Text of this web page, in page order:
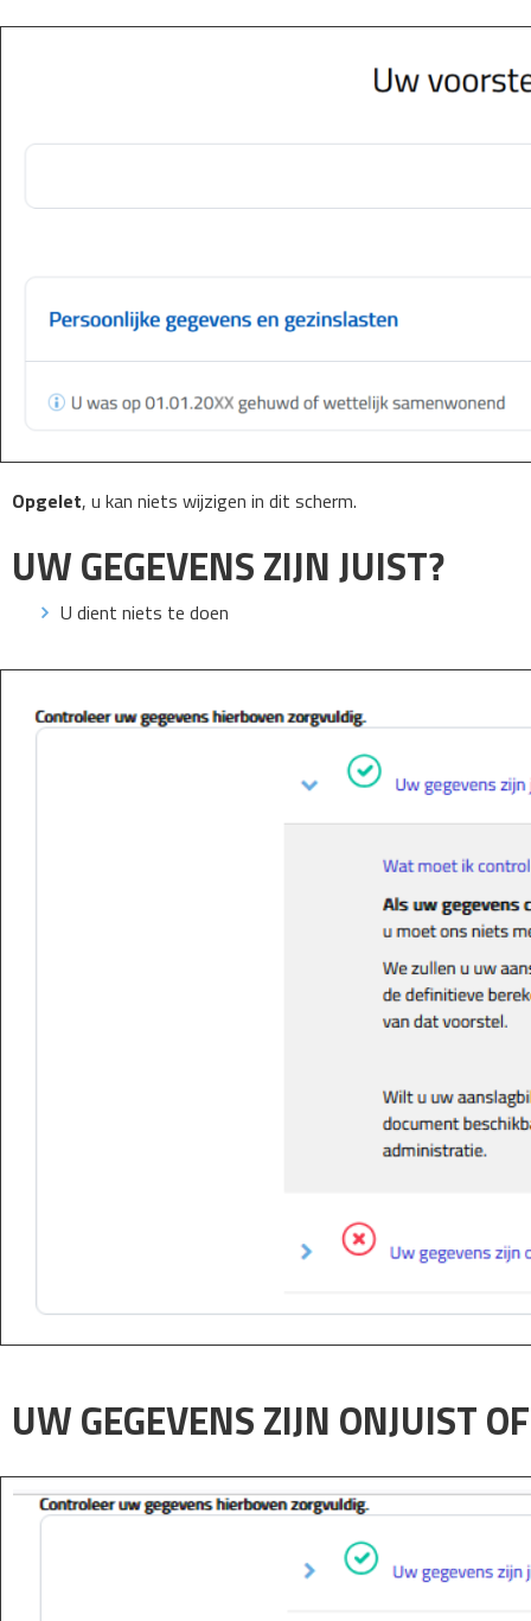
Opgelet, u kan niets wijzigen in dit scherm.
UW GEGEVENS ZIJN JUIST?
U dient niets te doen
UW GEGEVENS ZIJN ONJUIST